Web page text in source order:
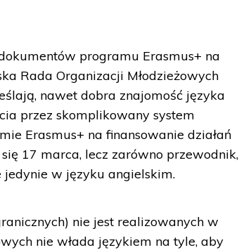
programu Erasmus+ na
Rada Organizacji Młodzieżowych
nawet dobra znajomość języka
przez skomplikowany system
Erasmus+ na finansowanie działań
17 marca, lecz zarówno przewodnik,
w języku angielskim.
nie jest realizowanych w
nie włada językiem na tyle, aby